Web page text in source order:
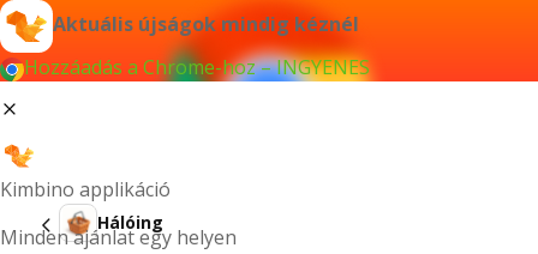
Aktuális újságok mindig kéznél
Hozzáadás a Chrome-hoz – INGYENES
Kimbino applikáció
Minden ajánlat egy helyen
Hálóing